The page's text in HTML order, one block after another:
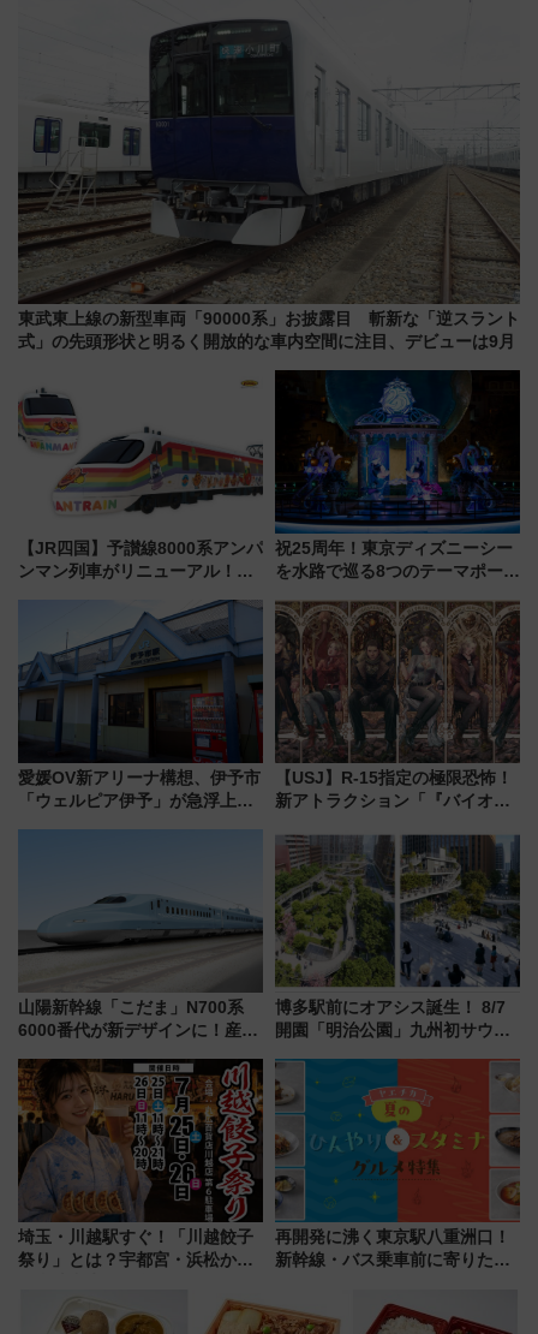
東武東上線の新型車両「90000系」お披露目 斬新な「逆スラント
式」の先頭形状と明るく開放的な車内空間に注目、デビューは9月
【JR四国】予讃線8000系アンパ
ンマン列車がリニューアル！内
祝25周年！東京ディズニーシー
を水路で巡る8つのテーマポート
愛媛OV新アリーナ構想、伊予市
「ウェルピア伊予」が急浮上！
【USJ】R-15指定の極限恐怖！
新アトラクション「『バイオハ
ブ」今秋登場 ―予測不能の恐
怖に泣き叫べ―
山陽新幹線「こだま」N700系
6000番代が新デザインに！産学
用は今冬から
博多駅前にオアシス誕生！ 8/7
開園「明治公園」九州初サウナ
品グルメ登場で駅前の過ごし方
はどう変わる？
埼玉・川越駅すぐ！「川越餃子
祭り」とは？宇都宮・浜松から
を食べ比べ【7月25日・26日開
再開発に沸く東京駅八重洲口！
新幹線・バス乗車前に寄りたい
やり＆スタミナグルメ」6選【新
店舗も！】